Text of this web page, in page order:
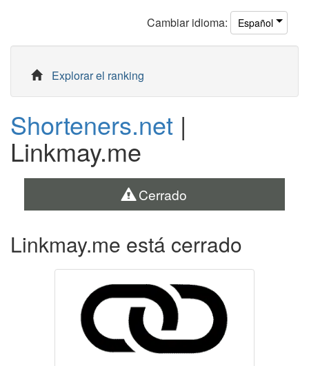
Cambiar idioma: Español
Explorar el ranking
Shorteners.net |
Linkmay.me
Cerrado
Linkmay.me está cerrado